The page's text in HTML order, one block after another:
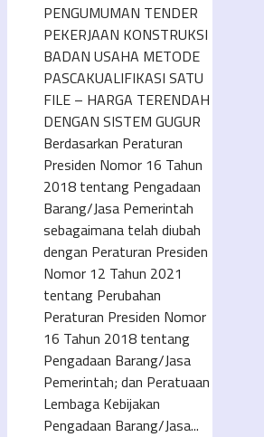
PENGUMUMAN TENDER
PEKERJAAN KONSTRUKSI
BADAN USAHA METODE
PASCAKUALIFIKASI SATU
FILE – HARGA TERENDAH
DENGAN SISTEM GUGUR
Berdasarkan Peraturan
Presiden Nomor 16 Tahun
2018 tentang Pengadaan
Barang/Jasa Pemerintah
sebagaimana telah diubah
dengan Peraturan Presiden
Nomor 12 Tahun 2021
tentang Perubahan
Peraturan Presiden Nomor
16 Tahun 2018 tentang
Pengadaan Barang/Jasa
Pemerintah; dan Peratuaan
Lembaga Kebijakan
Pengadaan Barang/Jasa...